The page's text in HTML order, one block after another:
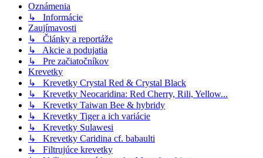
Oznámenia
↳ Informácie
Zaujímavosti
↳ Články a reportáže
↳ Akcie a podujatia
↳ Pre začiatočníkov
Krevetky
↳ Krevetky Crystal Red & Crystal Black
↳ Krevetky Neocaridina: Red Cherry, Rili, Yellow...
↳ Krevetky Taiwan Bee & hybridy
↳ Krevetky Tiger a ich variácie
↳ Krevetky Sulawesi
↳ Krevetky Caridina cf. babaulti
↳ Filtrujúce krevetky